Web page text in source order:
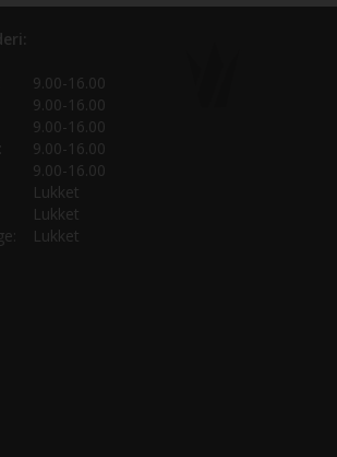
9.00-16.00
9.00-16.00
9.00-16.00
9.00-16.00
9.00-16.00
Lukket
Lukket
Lukket